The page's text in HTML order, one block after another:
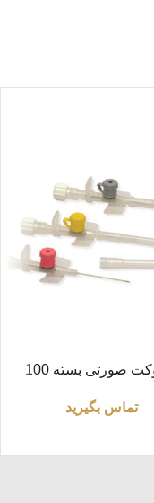
آنژیوکت صورتی بسته 100
تماس بگیرید